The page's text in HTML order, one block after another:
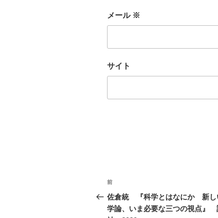
メール ※
サイト
投
稿
ナ
前
の
投
前
佐倉統 『科学とはなにか 新し
学論、いま必要な三つの視点』